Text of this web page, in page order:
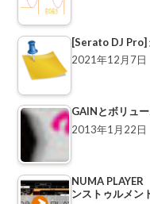
[Serato DJ Pro]
2021年12月7日
GAINとボリュ
2013年1月22日
NUMA
ンストゥルメン